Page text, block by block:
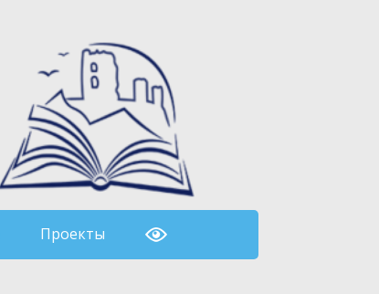
Проекты